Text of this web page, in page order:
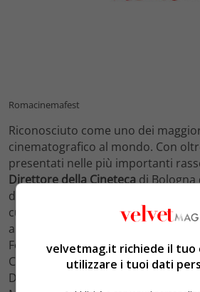
Romacinemafest
Riconosciuto come uno dei
cinematografico al mondo. Con
presentati nelle più importanti
Direttore della Cinetecadi Bologna
del festival “Il Cinema Ritrovato”,
curatore di celebri esposizioni.
alla guida del Consiglio di
Fondazione. Formato daValerio
Commercio di Roma), Laura Delli
Daniele Pitteri (Fondazione Musica
velvetmag.it richiede il tuo
utilizzare i tuoi dati